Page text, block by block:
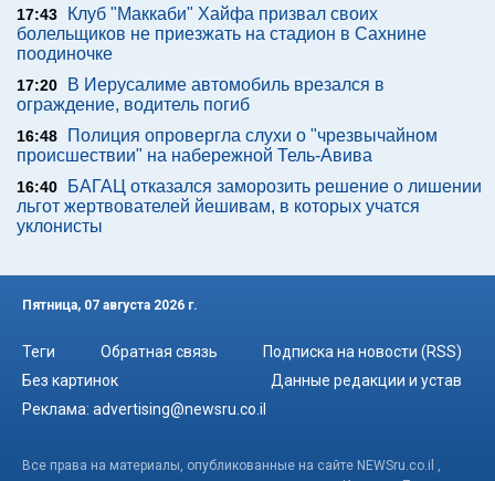
17:43
Клуб "Маккаби" Хайфа призвал своих
болельщиков не приезжать на стадион в Сахнине
поодиночке
17:20
В Иерусалиме автомобиль врезался в
ограждение, водитель погиб
16:48
Полиция опровергла слухи о "чрезвычайном
происшествии" на набережной Тель-Авива
16:40
БАГАЦ отказался заморозить решение о лишении
льгот жертвователей йешивам, в которых учатся
уклонисты
Пятница, 07 августа 2026 г.
Теги Обратная связь
Подписка на новости (RSS)
Без картинок
Данные редакции и устав
Реклама: advertising@newsru.co.il
Все права на материалы, опубликованные на сайте NEWSru.co.il ,